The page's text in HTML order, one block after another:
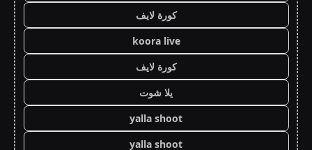
كورة لايف
koora live
كورة لايف
يلا شوت
yalla shoot
yalla shoot